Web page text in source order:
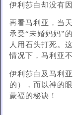
伊利莎白却没有
再看马利亚，当
承受“未婚妈妈”
人用石头打死。
情况下，马利亚
伊利莎白及马利
的），而以神的
蒙福的秘诀！